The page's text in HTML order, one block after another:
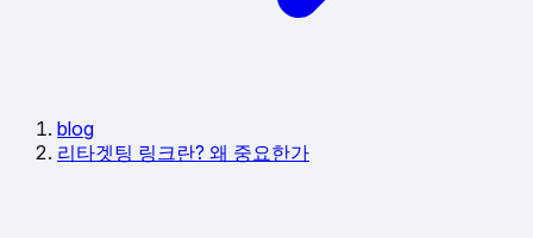
blog
리타겟팅 링크란? 왜 중요한가